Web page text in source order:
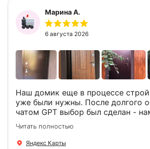
Марина А.
6 августа 2026
Наш домик еще в процессе
уже были нужны. После долгого
чатом GPT выбор был сделан -
двери Аргус Термо Композит,
в компании ДвериОпт . Менеджер
ответил на все вопросы,
Читать полностью
Яндекс Карты